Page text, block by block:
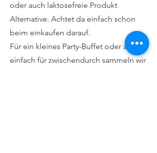
oder auch laktosefreie Produkt
Alternative. Achtet da einfach schon
beim einkaufen darauf.
Für ein kleines Party-Buffet oder auch
einfach für zwischendurch sammeln wir